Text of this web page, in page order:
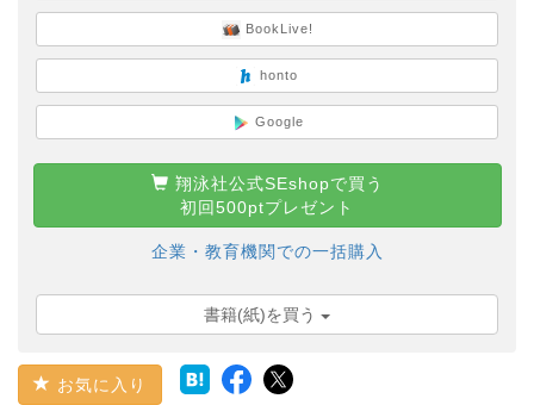
BookLive!
honto
Google
翔泳社公式SEshopで買う
初回500ptプレゼント
企業・教育機関での一括購入
書籍(紙)を買う
お気に入り